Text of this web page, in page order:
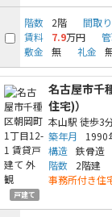
階数 2階 間取り
賃料 7.9万円
敷金
無 礼金
戸建て
名古屋市千
住宅)）
本山駅 徒歩3
築年月
1990
構造 鉄骨造
階数
2階建
事務所付き住